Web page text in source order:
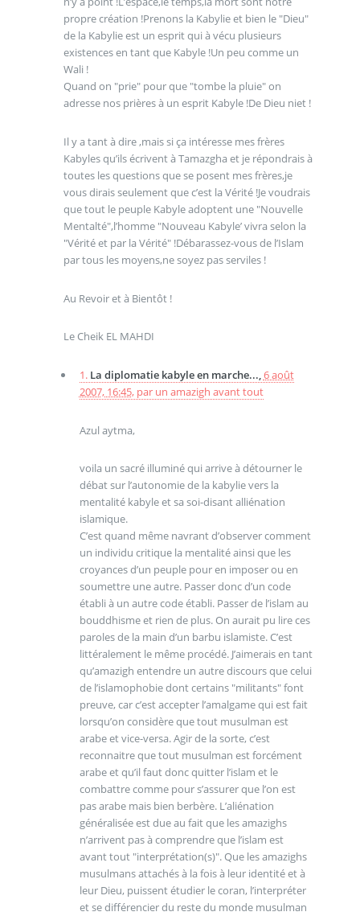
propre création !Prenons la Kabylie et bien le "Dieu"
de la Kabylie est un esprit qui à vécu plusieurs
existences en tant que Kabyle !Un peu comme un
Wali !
Quand on "prie" pour que "tombe la pluie" on
adresse nos prières à un esprit Kabyle !De Dieu niet !
Il y a tant à dire ,mais si ça intéresse mes frères
Kabyles qu’ils écrivent à Tamazgha et je répondrais à
toutes les questions que se posent mes frères,je
vous dirais seulement que c’est la Vérité !Je voudrais
que tout le peuple Kabyle adoptent une "Nouvelle
Mentalté",l’homme "Nouveau Kabyle’ vivra selon la
"Vérité et par la Vérité" !Débarassez-vous de l’Islam
par tous les moyens,ne soyez pas serviles !
Au Revoir et à Bientôt !
Le Cheik EL MAHDI
1. La diplomatie kabyle en marche...,6 août
2007, 16:45, par un amazigh avant tout
Azul aytma,
voila un sacré illuminé qui arrive à détourner le
débat sur l’autonomie de la kabylie vers la
mentalité kabyle et sa soi-disant alliénation
islamique.
C’est quand même navrant d’observer comment
un individu critique la mentalité ainsi que les
croyances d’un peuple pour en imposer ou en
soumettre une autre. Passer donc d’un code
établi à un autre code établi. Passer de l’islam au
bouddhisme et rien de plus. On aurait pu lire ces
paroles de la main d’un barbu islamiste. C’est
littéralement le même procédé. J’aimerais en tant
qu’amazigh entendre un autre discours que celui
de l’islamophobie dont certains "militants" font
preuve, car c’est accepter l’amalgame qui est fait
lorsqu’on considère que tout musulman est
arabe et vice-versa. Agir de la sorte, c’est
reconnaitre que tout musulman est forcément
arabe et qu’il faut donc quitter l’islam et le
combattre comme pour s’assurer que l’on est
pas arabe mais bien berbère. L’aliénation
généralisée est due au fait que les amazighs
n’arrivent pas à comprendre que l’islam est
avant tout "interprétation(s)". Que les amazighs
musulmans attachés à la fois à leur identité et à
leur Dieu, puissent étudier le coran, l’interpréter
et se différencier du reste du monde musulman